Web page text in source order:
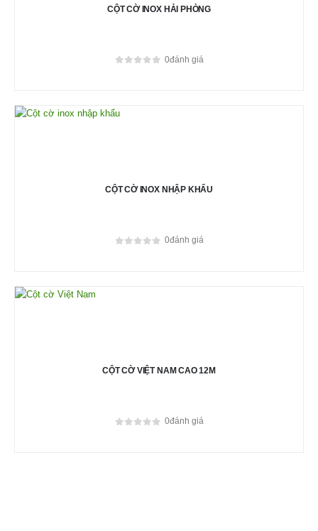
CỘT CỜ INOX HẢI PHÒNG
0đánh giá
CỘT CỜ INOX NHẬP KHẨU
0đánh giá
CỘT CỜ VIỆT NAM CAO 12M
0đánh giá